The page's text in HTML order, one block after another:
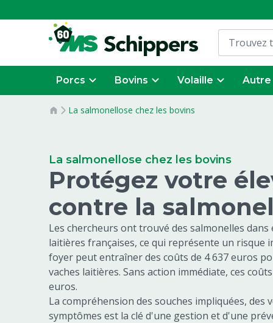
Porcs Bovins Volaille Autre
La salmonellose chez les bovins
La salmonellose chez les bovins
Protégez votre
contre la
Les chercheurs ont trouvé des salmonelles
laitières françaises, ce qui représente un risque
foyer peut entraîner des coûts de 4 637 euros
vaches laitières. Sans action immédiate, ces
euros.
La compréhension des souches impliquées, des
symptômes est la clé d'une gestion et d'une